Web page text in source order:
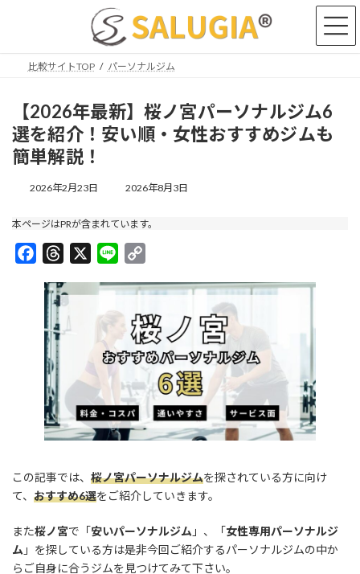
比較サイトTOP パーソナルジム
【2026年最新】桜ノ宮パーソナルジム6
選を紹介！安い順・女性おすすめジムも
簡単解説！
2026年2月23日
最
新
日
時
2026年8月3日
本ページはPRが含まれています。
r
e
a
n
e
p
y
L
i
n
k
この記事では、 桜ノ宮パーソナルジムを探されている方に向け
て、 おすすめ6選をご紹介していきます。
また桜ノ宮で「安いパーソナルジム 」、「女性専用パーソナルジ
ム 」を探している方は是非今回ご紹介するパーソナルジムの中か
らご自身に合うジムを見つけてみて下さい。